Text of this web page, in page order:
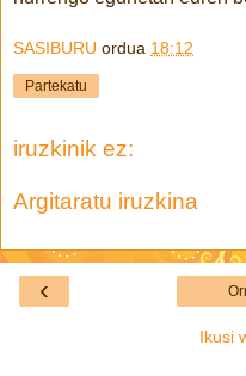
SASIBURU ordua 18:12
Partekatu
iruzkinik ez:
Argitaratu iruzkina
‹
Ikusi